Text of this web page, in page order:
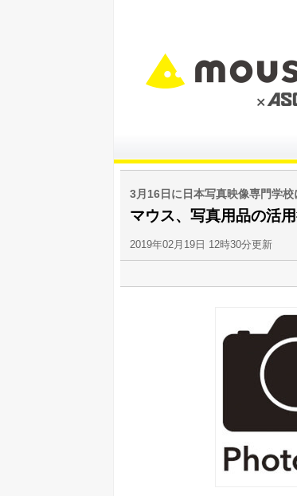
3月16日に日本写真映像専門学校
マウス、写真用品の活
2019年02月19日 12時30分更新